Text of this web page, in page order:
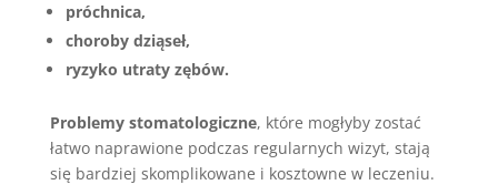
próchnica,
choroby dziąseł,
ryzyko utraty zębów.
Problemy stomatologiczne, które mogłyby zostać
łatwo naprawione podczas regularnych wizyt, stają
się bardziej skomplikowane i kosztowne w leczeniu.